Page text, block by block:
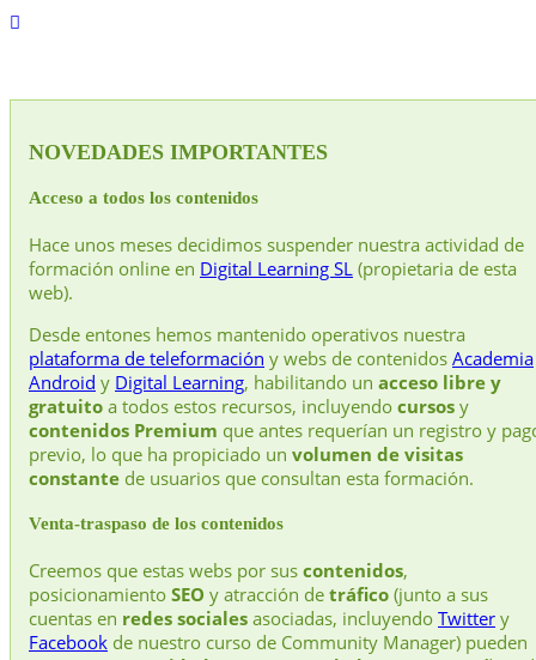
NOVEDADES IMPORTANTES
Acceso a todos los contenidos
Hace unos meses decidimos suspender nuestra actividad de
formación online en Digital Learning SL (propietaria de esta
web).
Desde entones hemos mantenido operativos nuestra
plataforma de teleformación y webs de contenidos Academia
Android y Digital Learning, habilitando un acceso libre y
gratuito a todos estos recursos, incluyendo cursos y
contenidos Premium que antes requerían un registro y
previo, lo que ha propiciado un volumen de visitas
constante de usuarios que consultan esta formación.
Venta-traspaso de los contenidos
Creemos que estas webs por sus contenidos,
posicionamiento SEO y atracción de tráfico (junto a sus
cuentas en redes sociales asociadas, incluyendo Twitter y
Facebook de nuestro curso de Community Manager) pueden